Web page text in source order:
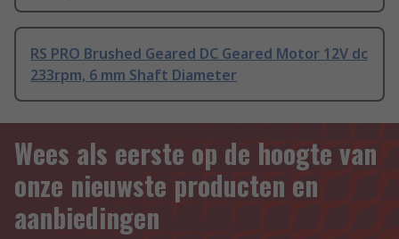
RS PRO Brushed Geared DC Geared Motor 12V dc
233rpm, 6 mm Shaft Diameter
Wees als eerste op de hoogte van
onze nieuwste producten en
aanbiedingen